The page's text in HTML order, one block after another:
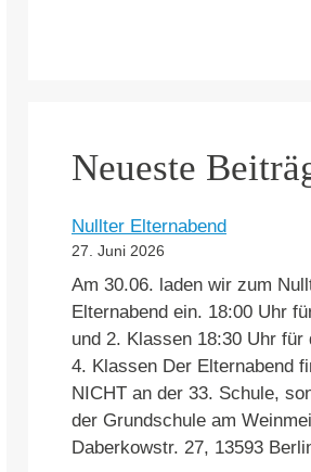
Neueste
Nullter Elternabend
27. Juni 2026
Am 30.06. laden wir zum
Elternabend ein. 18:00 Uhr
und 2. Klassen 18:30 Uhr für
4. Klassen Der Elternabend
NICHT an der 33. Schule,
der Grundschule am
Daberkowstr. 27, 13593